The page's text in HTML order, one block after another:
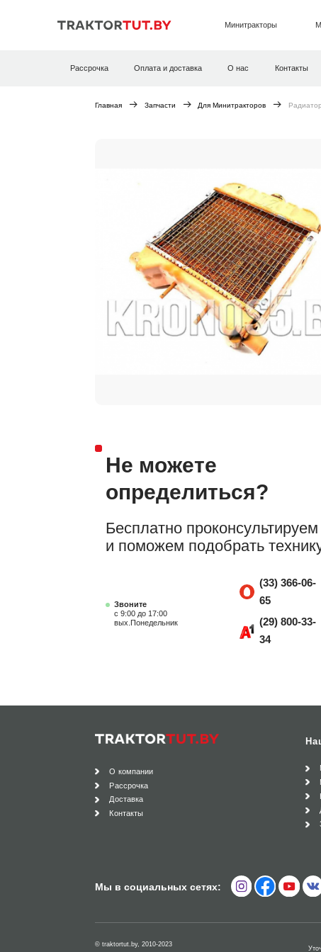
Минитракторы
Рассрочка Оплата и доставка О нас Контакты
Главная Запчасти Для Минитракторов
Не можете
определиться?
Бесплатно проконсультируем
и поможем подобрать
Звоните
с 9:00 до 17:00
вых.Понедельник
(33) 366-06-
65
(29) 800-33-
34
О компании
Рассрочка
Доставка
Контакты
Мы в социальных сетях:
© traktortut.by, 2010-2023